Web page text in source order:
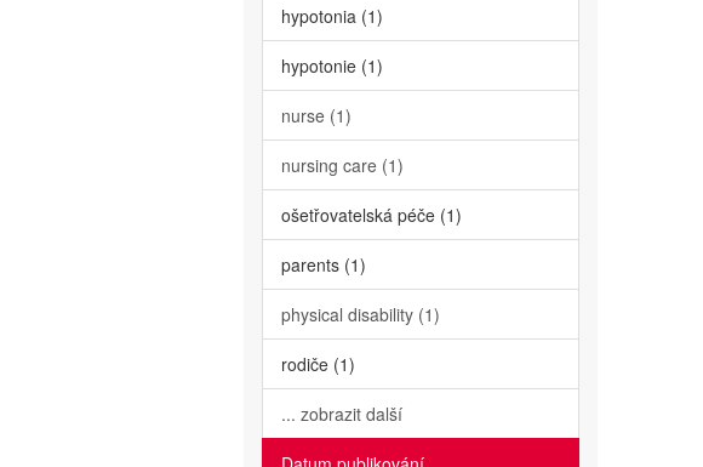
hypotonia (1)
hypotonie (1)
nurse (1)
nursing care (1)
ošetřovatelská péče (1)
parents (1)
physical disability (1)
rodiče (1)
... zobrazit další